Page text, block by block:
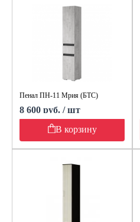
Пенал ПН-11 Мрия (БТС)
8 600 руб. / шт
В корзину